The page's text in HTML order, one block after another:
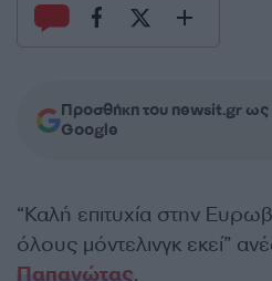
Προσθήκη του newsit.gr ως
Google
“Καλή επιτυχία στην
όλους μόντελινγκ εκεί”
Παπανώτας.